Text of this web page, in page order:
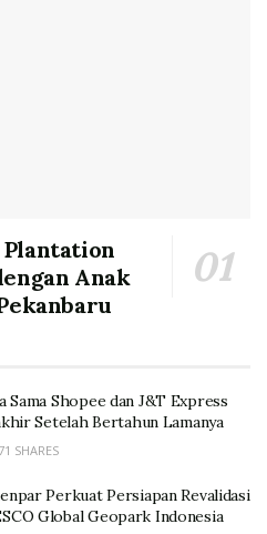
Anak
Sama Shopee dan J&T Express
Setelah Bertahun Lamanya
SHARES
Perkuat Persiapan Revalidasi
Global Geopark Indonesia